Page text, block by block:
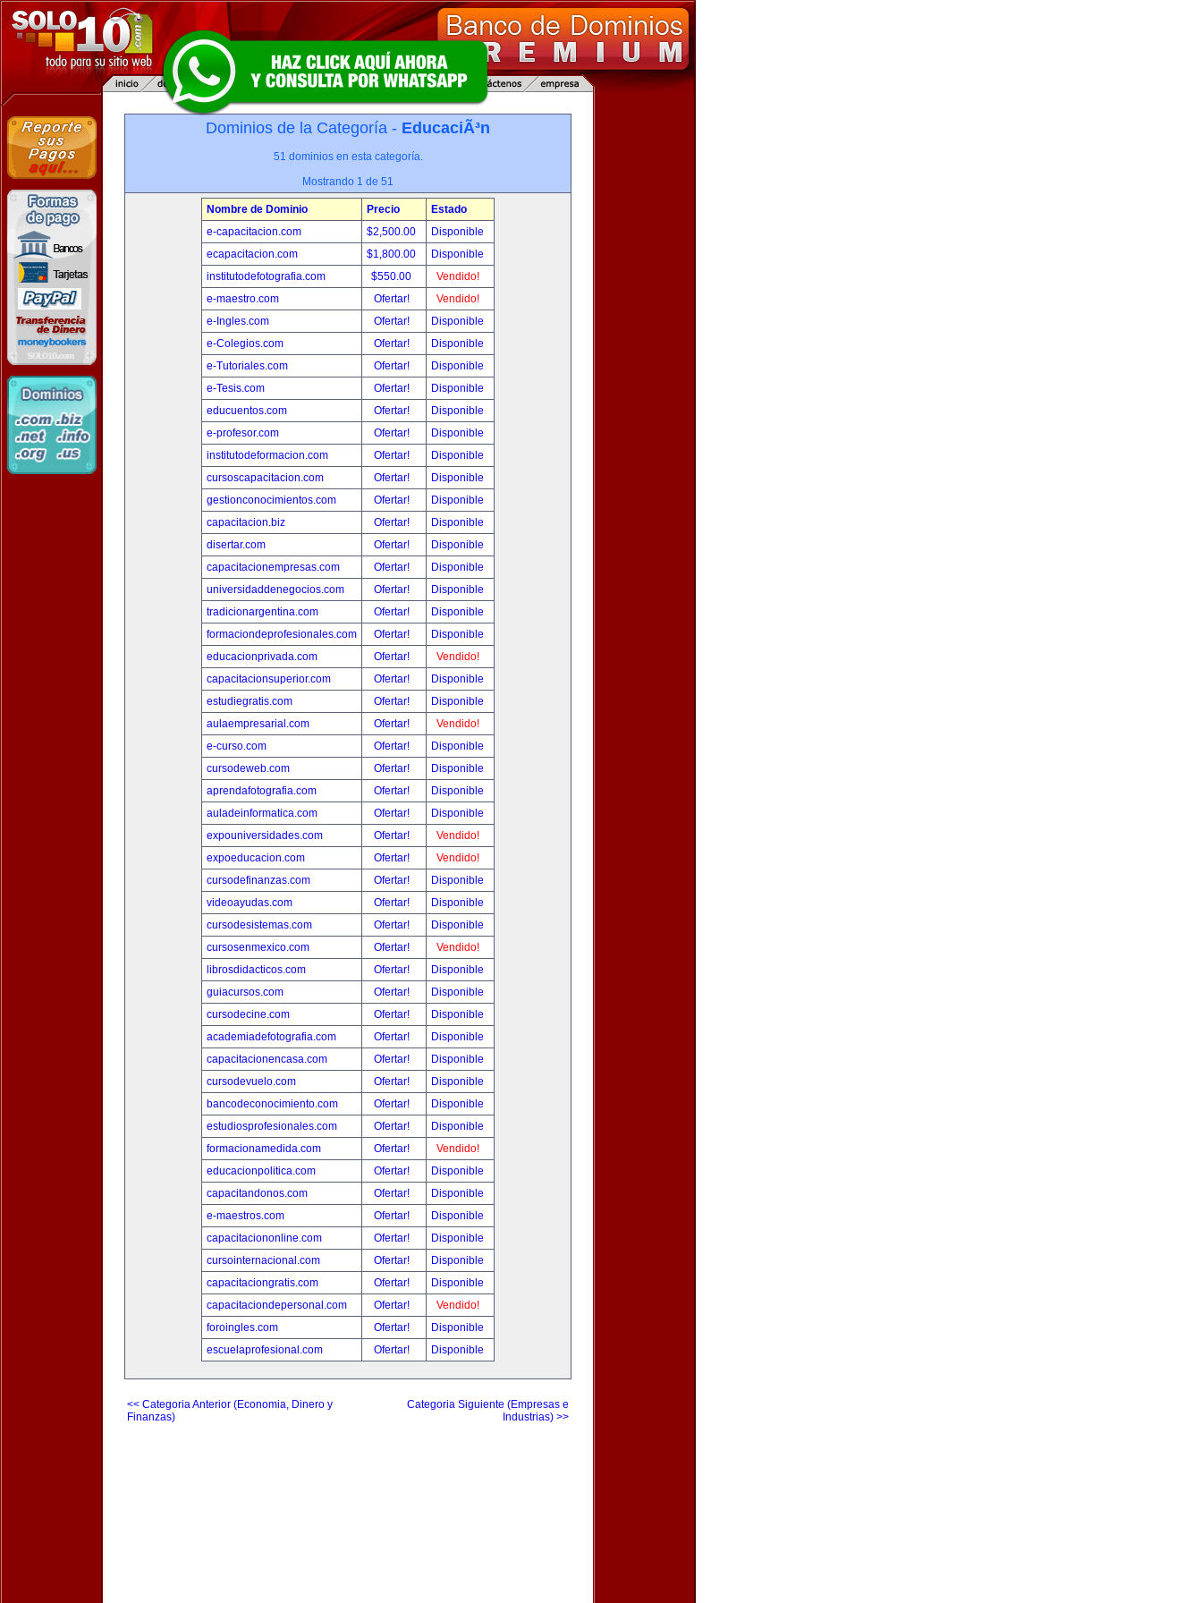
Dominios de la Categoría - EducaciÃ³n
51 dominios en esta categoría.
Mostrando 1 de 51
Nombre de Dominio Precio
Estado
e-capacitacion.com
$2,500.00
Disponible
ecapacitacion.com
$1,800.00
Disponible
institutodefotografia.com
$550.00
Vendido!
e-maestro.com
Ofertar!
Vendido!
e-Ingles.com
Ofertar!
Disponible
e-Colegios.com
Ofertar!
Disponible
e-Tutoriales.com
Ofertar!
Disponible
e-Tesis.com
Ofertar!
Disponible
educuentos.com
Ofertar!
Disponible
e-profesor.com
Ofertar!
Disponible
institutodeformacion.com
Ofertar!
Disponible
cursoscapacitacion.com
Ofertar!
Disponible
gestionconocimientos.com
Ofertar!
Disponible
capacitacion.biz
Ofertar!
Disponible
disertar.com
Ofertar!
Disponible
capacitacionempresas.com
Ofertar!
Disponible
universidaddenegocios.com
Ofertar!
Disponible
tradicionargentina.com
Ofertar!
Disponible
formaciondeprofesionales.com
Ofertar!
Disponible
educacionprivada.com
Ofertar!
Vendido!
capacitacionsuperior.com
Ofertar!
Disponible
estudiegratis.com
Ofertar!
Disponible
aulaempresarial.com
Ofertar!
Vendido!
e-curso.com
Ofertar!
Disponible
cursodeweb.com
Ofertar!
Disponible
aprendafotografia.com
Ofertar!
Disponible
auladeinformatica.com
Ofertar!
Disponible
expouniversidades.com
Ofertar!
Vendido!
expoeducacion.com
Ofertar!
Vendido!
cursodefinanzas.com
Ofertar!
Disponible
videoayudas.com
Ofertar!
Disponible
cursodesistemas.com
Ofertar!
Disponible
cursosenmexico.com
Ofertar!
Vendido!
librosdidacticos.com
Ofertar!
Disponible
guiacursos.com
Ofertar!
Disponible
cursodecine.com
Ofertar!
Disponible
academiadefotografia.com
Ofertar!
Disponible
capacitacionencasa.com
Ofertar!
Disponible
cursodevuelo.com
Ofertar!
Disponible
bancodeconocimiento.com
Ofertar!
Disponible
estudiosprofesionales.com
Ofertar!
Disponible
formacionamedida.com
Ofertar!
Vendido!
educacionpolitica.com
Ofertar!
Disponible
capacitandonos.com
Ofertar!
Disponible
e-maestros.com
Ofertar!
Disponible
capacitaciononline.com
Ofertar!
Disponible
cursointernacional.com
Ofertar!
Disponible
capacitaciongratis.com
Ofertar!
Disponible
capacitaciondepersonal.com
Ofertar!
Vendido!
foroingles.com
Ofertar!
Disponible
escuelaprofesional.com
Ofertar! Disponible
<< Categoria Anterior (Economia, Dinero y
Finanzas)
Categoria Siguiente (Empresas e
Industrias) >>